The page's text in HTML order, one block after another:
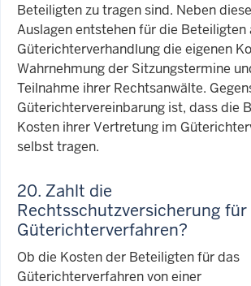
Beteiligten zu tragen sind. Neben
Auslagen entstehen für die Beteiligten
Güterichterverhandlung die eigenen
Wahrnehmung der Sitzungstermine
Teilnahme ihrer Rechtsanwälte.
Güterichtervereinbarung ist, dass die
Kosten ihrer Vertretung im
selbst tragen.
20. Zahlt die
Rechtsschutzversicherung für
Güterichterverfahren?
Ob die Kosten der Beteiligten für das
Güterichterverfahren von einer